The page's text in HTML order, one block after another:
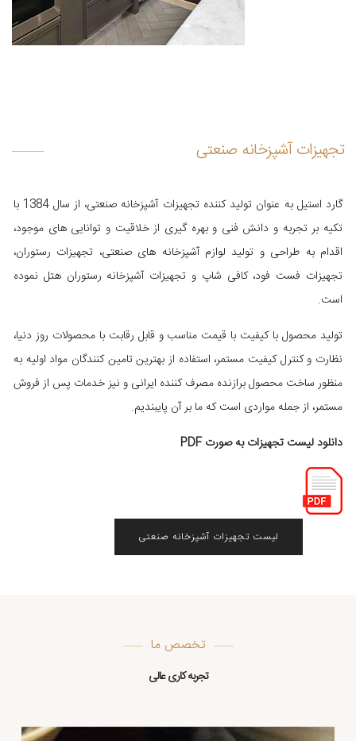
تجهیزات آشپزخانه صنعتی
گارد استیل به عنوان تولید کننده تجهیزات آشپزخانه صنعتی، از سال 1384 با
تکیه بر تجربه و دانش فنی و بهره گیری از خلاقیت و توانایی های موجود،
اقدام به طراحی و تولید لوازم آشپزخانه های صنعتی، تجهیزات رستوران،
تجهیزات فست فود، کافی شاپ و تجهیزات آشپزخانه رستوران هتل نموده
است.
تولید محصول با کیفیت با قیمت مناسب و قابل رقابت با محصولات روز دنیا،
نظارت و کنترل کیفیت مستمر، استفاده از بهترین تامین کنندگان مواد اولیه به
منظور ساخت محصول برازنده مصرف کننده ایرانی و نیز خدمات پس از فروش
مستمر، از جمله مواردی است که ما بر آن پایبندیم.
دانلود لیست تجهیزات به صورت PDF
لیست تجهیزات آشپزخانه صنعتی
تخصص ما
تجربه کاری عالی